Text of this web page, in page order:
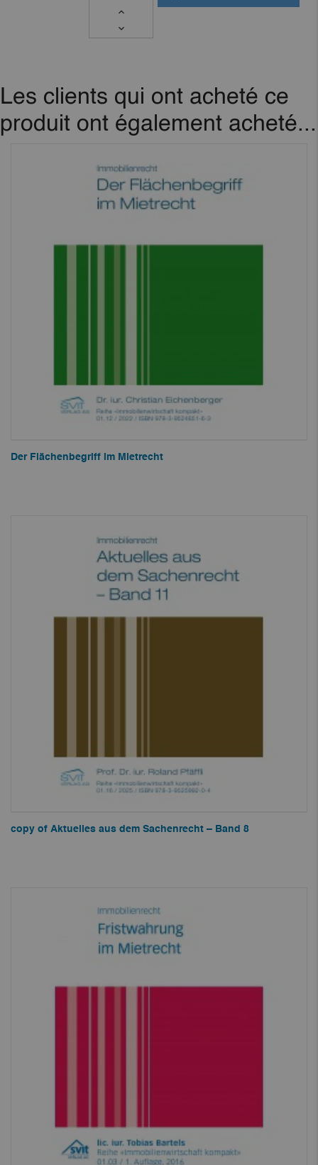
Les clients qui ont acheté ce
produit ont également acheté...
Der Flächenbegriff im Mietrecht
copy of Aktuelles aus dem Sachenrecht – Band 8